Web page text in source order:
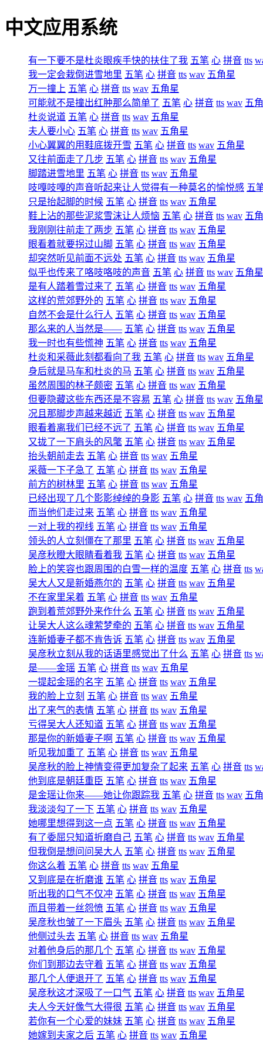
中文应用系统
有一下要不是杜炎眼疾手快的扶住了我 五笔 心 拼音 tts
我一定会栽倒进雪地里 五笔 心 拼音 tts wav 五角星
万一撞上 五笔 心 拼音 tts wav 五角星
可能就不是撞出红肿那么简单了 五笔 心 拼音 tts wav 五
杜炎说道 五笔 心 拼音 tts wav 五角星
夫人要小心 五笔 心 拼音 tts wav 五角星
小心翼翼的用鞋底拨开雪 五笔 心 拼音 tts wav 五角星
又往前面走了几步 五笔 心 拼音 tts wav 五角星
脚踏进雪地里 五笔 心 拼音 tts wav 五角星
吱嘎吱嘎的声音听起来让人觉得有一种莫名的愉悦感 五
只是抬起脚的时候 五笔 心 拼音 tts wav 五角星
鞋上沾的那些泥浆雪沫让人烦恼 五笔 心 拼音 tts wav 五
我刚刚往前走了两步 五笔 心 拼音 tts wav 五角星
眼看着就要拐过山脚 五笔 心 拼音 tts wav 五角星
却突然听见前面不远处 五笔 心 拼音 tts wav 五角星
似乎也传来了咯吱咯吱的声音 五笔 心 拼音 tts wav 五角星
是有人踏着雪过来了 五笔 心 拼音 tts wav 五角星
这样的荒郊野外的 五笔 心 拼音 tts wav 五角星
自然不会是什么行人 五笔 心 拼音 tts wav 五角星
那么来的人当然是―― 五笔 心 拼音 tts wav 五角星
我一时也有些慌神 五笔 心 拼音 tts wav 五角星
杜炎和采薇此刻都看向了我 五笔 心 拼音 tts wav 五角星
身后就是马车和杜炎的马 五笔 心 拼音 tts wav 五角星
虽然周围的林子颇密 五笔 心 拼音 tts wav 五角星
但要隐藏这些东西还是不容易 五笔 心 拼音 tts wav 五角星
况且那脚步声越来越近 五笔 心 拼音 tts wav 五角星
眼看着离我们已经不远了 五笔 心 拼音 tts wav 五角星
又拢了一下肩头的风氅 五笔 心 拼音 tts wav 五角星
抬头朝前走去 五笔 心 拼音 tts wav 五角星
采薇一下子急了 五笔 心 拼音 tts wav 五角星
前方的树林里 五笔 心 拼音 tts wav 五角星
已经出现了几个影影绰绰的身影 五笔 心 拼音 tts wav 五
而当他们走过来 五笔 心 拼音 tts wav 五角星
一对上我的视线 五笔 心 拼音 tts wav 五角星
领头的人立刻僵在了那里 五笔 心 拼音 tts wav 五角星
吴彦秋瞪大眼睛看着我 五笔 心 拼音 tts wav 五角星
脸上的笑容也跟周围的白雪一样的温度 五笔 心 拼音 tts
吴大人又是新婚燕尔的 五笔 心 拼音 tts wav 五角星
不在家里呆着 五笔 心 拼音 tts wav 五角星
跑到着荒郊野外来作什么 五笔 心 拼音 tts wav 五角星
让吴大人这么魂萦梦牵的 五笔 心 拼音 tts wav 五角星
连新婚妻子都不肯告诉 五笔 心 拼音 tts wav 五角星
吴彦秋立刻从我的话语里感觉出了什么 五笔 心 拼音 tts
是――金瑶 五笔 心 拼音 tts wav 五角星
一提起金瑶的名字 五笔 心 拼音 tts wav 五角星
我的脸上立刻 五笔 心 拼音 tts wav 五角星
出了来气的表情 五笔 心 拼音 tts wav 五角星
亏得吴大人还知道 五笔 心 拼音 tts wav 五角星
那是你的新婚妻子啊 五笔 心 拼音 tts wav 五角星
听见我加重了 五笔 心 拼音 tts wav 五角星
吴彦秋的脸上神情变得更加复杂了起来 五笔 心 拼音 tts
他到底是朝廷重臣 五笔 心 拼音 tts wav 五角星
是金瑶让你来――她让你跟踪我 五笔 心 拼音 tts wav 五
我淡淡勾了一下 五笔 心 拼音 tts wav 五角星
她哪里想得到这一点 五笔 心 拼音 tts wav 五角星
有了委屈只知道折磨自己 五笔 心 拼音 tts wav 五角星
但我倒是想问问吴大人 五笔 心 拼音 tts wav 五角星
你这么着 五笔 心 拼音 tts wav 五角星
又到底是在折磨谁 五笔 心 拼音 tts wav 五角星
听出我的口气不仅冲 五笔 心 拼音 tts wav 五角星
而且带着一丝怨愤 五笔 心 拼音 tts wav 五角星
吴彦秋也皱了一下眉头 五笔 心 拼音 tts wav 五角星
他侧过头去 五笔 心 拼音 tts wav 五角星
对着他身后的那几个 五笔 心 拼音 tts wav 五角星
你们到那边去守着 五笔 心 拼音 tts wav 五角星
那几个人便退开了 五笔 心 拼音 tts wav 五角星
吴彦秋这才深吸了一口气 五笔 心 拼音 tts wav 五角星
夫人今天好像气大得很 五笔 心 拼音 tts wav 五角星
若你有一个心爱的妹妹 五笔 心 拼音 tts wav 五角星
她嫁到夫家之后 五笔 心 拼音 tts wav 五角星